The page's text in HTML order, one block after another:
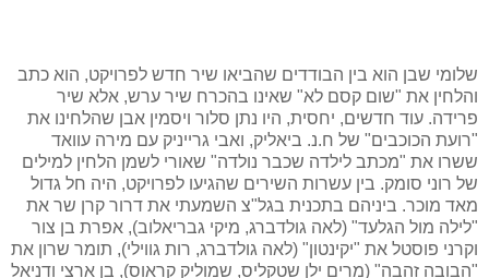
שלומי שבן הוא בין הבודדים שהביאו שיר חדש לפרויקט, הוא כתב
והלחין את "שום קסם לא" שאינו בהכרח שיר ערש, אלא שיר
פרידה. עוד חדשים, יחסית, היו נתן סלור ויסמין אבן שהלחינו את
"רועת הכוכבים" של ח.נ. ביאליק, ואבי גרייניק עם מירה עוואד
ששרו את "מכתב לילדה שכבר נולדה" שאורי לשמן הלחין למילים
של רוני סומק. בין עשרות השירים שהגיעו לפרויקט, היה חל גדול
מאד מוכר. ביניהם בתכנית בגל"צ השמעתי את דרור קרן שר את
"לילה מול הגלעד" (לאה גולדברג, מיקי גבריאלוב), אפרת בן צור
וקרני פוסטל את "יקינטון" (לאה גולדברג, רות גווילי), תומר שרון את
"הבובה זהבה" (מרים ילן שטקליס, שמוליק קראוס), בן ארצי ודניאל